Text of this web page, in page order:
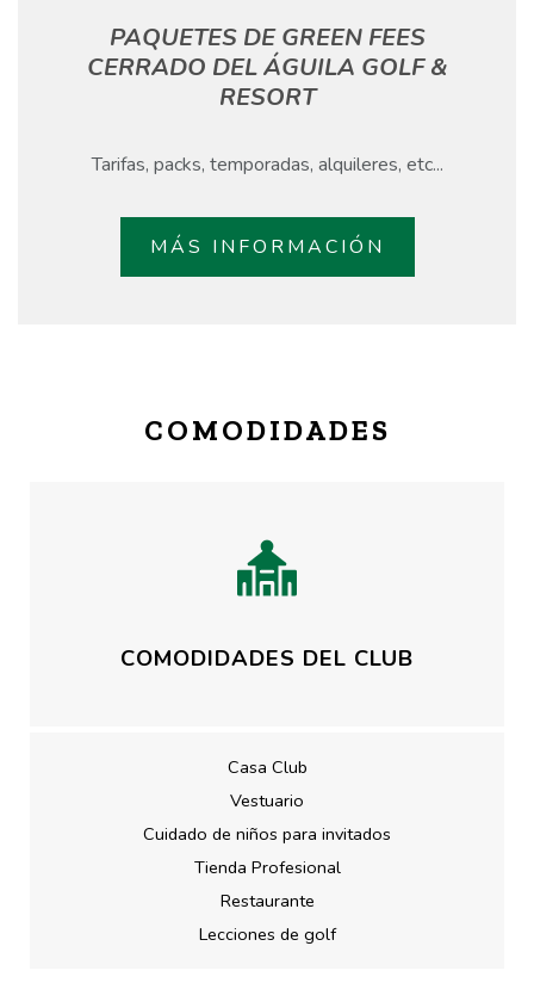
PAQUETES DE GREEN FEES
CERRADO DEL ÁGUILA GOLF &
RESORT
Tarifas, packs, temporadas, alquileres, etc...
MÁS INFORMACIÓN
COMODIDADES
COMODIDADES DEL CLUB
Casa Club
Vestuario
Cuidado de niños para invitados
Tienda Profesional
Restaurante
Lecciones de golf